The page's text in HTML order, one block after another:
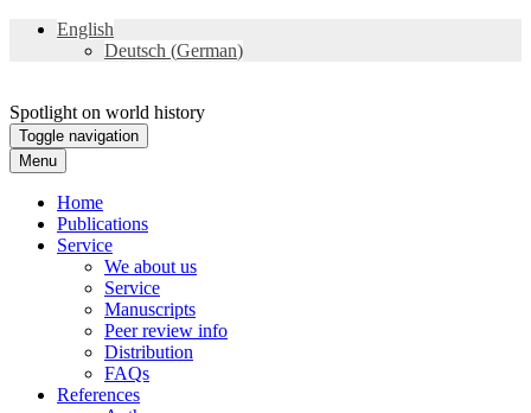
English
Deutsch (German)
Spotlight on world history
Toggle navigation
Menu
Home
Publications
Service
We about us
Service
Manuscripts
Peer review info
Distribution
FAQs
References